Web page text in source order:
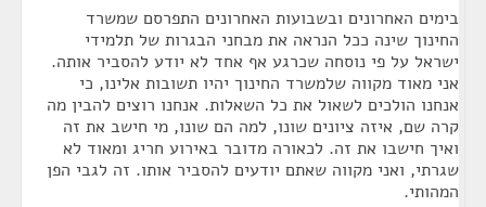
בימים האחרונים ובשבועות האחרונים התפרסם שמשרד
החינוך שינה ככל הנראה את מבחני הבגרות של תלמידי
ישראל על פי נוסחה שכרגע אף אחד לא יודע להסביר אותה.
אני מאוד מקווה שלמשרד החינוך יהיו תשובות אלינו, כי
אנחנו הולכים לשאול את כל השאלות. אנחנו רוצים להבין מה
קרה שם, איזה ציונים שונו, למה הם שונו, מי חישב את זה
ואיך חישבו את זה. לכאורה מדובר באירוע חריג ומאוד לא
שגרתי, ואני מקווה שאתם יודעים להסביר אותו. זה לגבי הפן
המהותי.